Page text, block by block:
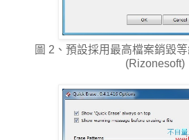
圖 2、預設採用最高檔案銷毀
(Rizonesoft)